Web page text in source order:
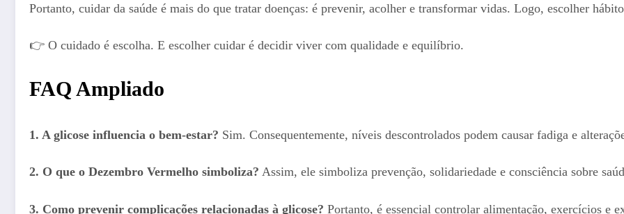
Portanto, cuidar da saúde é mais do que tratar doenças: é prevenir, acolher e transformar vidas. Logo, escolher
👉 O cuidado é escolha. E escolher cuidar é decidir viver com qualidade e equilíbrio.
FAQ Ampliado
1. A glicose influencia o bem-estar? Sim. Consequentemente, níveis descontrolados podem causar fadiga e
2. O que o Dezembro Vermelho simboliza? Assim, ele simboliza prevenção, solidariedade e consciência sobre
3. Como prevenir complicações relacionadas à glicose? Portanto, é essencial controlar alimentação, exercícios e